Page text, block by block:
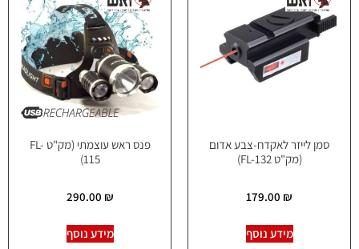
סמן לייזר לאקדח-צבע אדום
(מק"ט FL-132)
179.00 ₪
מידע נוסף
פנס ראש עוצמתי (מק"ט FL-
115)
290.00 ₪
מידע נוסף